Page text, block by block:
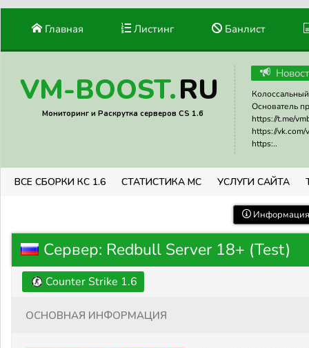
Главная Листинг Банлист
VM-BOOST.RU
Мониторинг и Раскрутка серверов CS 1.6
Основатель
https://t.me/
https://vk.com/
https:..
ВСЕ СБОРКИ КС 1.6 СТАТИСТИКА МС УСЛУГИ САЙТА
Сервер: Redbull Server 18+ (Test)
Counter Strike 1.6
Основная информация